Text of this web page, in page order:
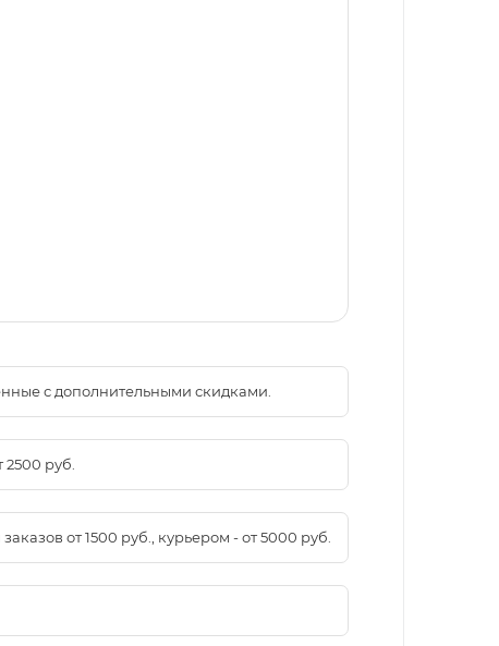
с дополнительными скидками.
руб.
от 1500 руб., курьером - от 5000 руб.